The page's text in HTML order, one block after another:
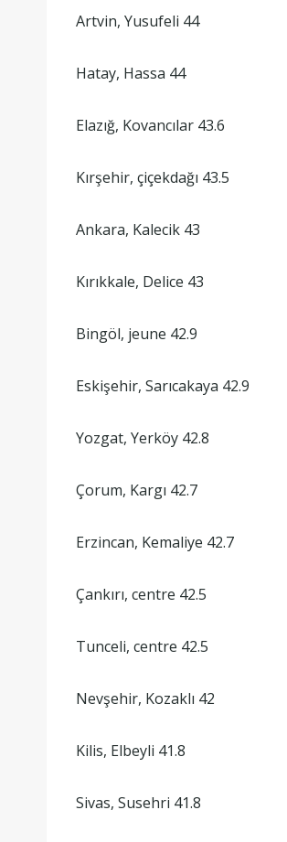
Artvin, Yusufeli 44
Hatay, Hassa 44
Elazığ, Kovancılar 43.6
Kırşehir, çiçekdağı 43.5
Ankara, Kalecik 43
Kırıkkale, Delice 43
Bingöl, jeune 42.9
Eskişehir, Sarıcakaya 42.9
Yozgat, Yerköy 42.8
Çorum, Kargı 42.7
Erzincan, Kemaliye 42.7
Çankırı, centre 42.5
Tunceli, centre 42.5
Nevşehir, Kozaklı 42
Kilis, Elbeyli 41.8
Sivas, Susehri 41.8